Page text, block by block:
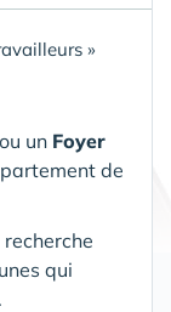
»
ou un Foyer
de
qui